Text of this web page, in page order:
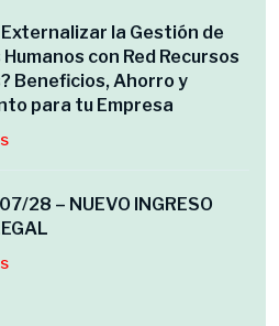
Externalizar la Gestión de
con Red Recursos
Beneficios, Ahorro y
para tu Empresa
28 – NUEVO INGRESO